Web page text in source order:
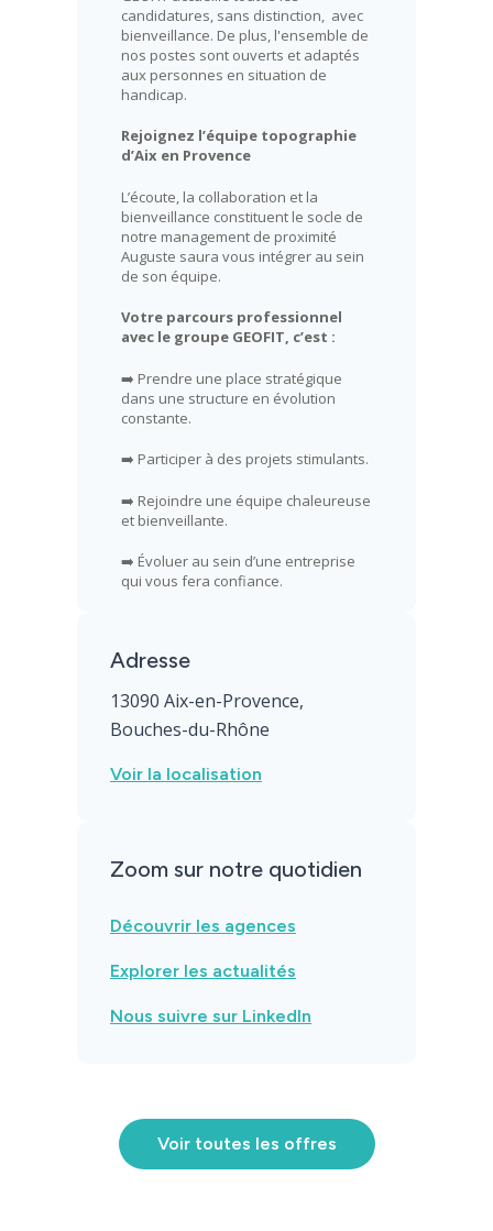
candidatures, sans distinction, avec
bienveillance. De plus, l'ensemble de
nos postes sont ouverts et adaptés
aux personnes en situation de
handicap.
Rejoignez l’équipe topographie
d’Aix en Provence
L’écoute, la collaboration et la
bienveillance constituent le socle de
notre management de proximité
Auguste saura vous intégrer au sein
de son équipe.
Votre parcours professionnel
avec le groupe GEOFIT, c’est :
➡️ Prendre une place stratégique
dans une structure en évolution
constante.
➡️ Participer à des projets stimulants.
➡️ Rejoindre une équipe chaleureuse
et bienveillante.
➡️ Évoluer au sein d’une entreprise
qui vous fera confiance.
Adresse
13090 Aix-en-Provence,
Bouches-du-Rhône
Voir la localisation
Zoom sur notre quotidien
Découvrir les agences
Explorer les actualités
Nous suivre sur LinkedIn
Voir toutes les offres
Identité
Agences
Engagements
Actualités